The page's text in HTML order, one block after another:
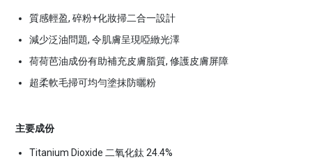
質感輕盈, 碎粉+化妝掃二合一設計
減少泛油問題, 令肌膚呈現啞緻光澤
荷荷芭油成份有助補充皮膚脂質, 修護皮膚屏障
超柔軟毛掃可均勻塗抹防曬粉
主要成份
Titanium Dioxide 二氧化鈦 24.4%